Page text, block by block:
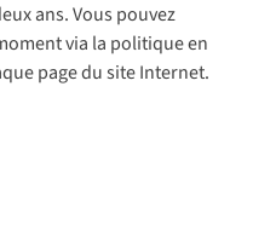
ans. Vous pouvez
via la politique en
page du site Internet.
de confidentialité
Cookie Policy